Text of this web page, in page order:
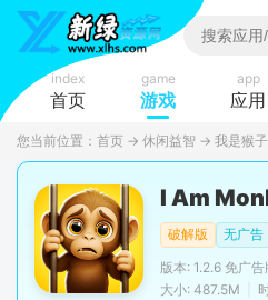
index
首页
game
游戏
app
应用
您当前位置： 首页 → 休闲益智 → 我是猴
破解版 无广告
版本: 1.2.6 免广告
大小: 487.5M